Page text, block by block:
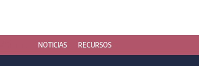
NOTICIAS RECURSOS